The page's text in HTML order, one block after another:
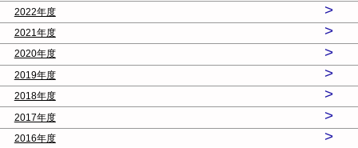
2022年度 >
2021年度 >
2020年度 >
2019年度 >
2018年度 >
2017年度 >
2016年度 >